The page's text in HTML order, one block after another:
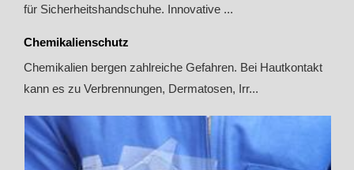
für Sicherheitshandschuhe. Innovative ...
Chemikalienschutz
Chemikalien bergen zahlreiche Gefahren. Bei Hautkontakt
kann es zu Verbrennungen, Dermatosen, Irr...